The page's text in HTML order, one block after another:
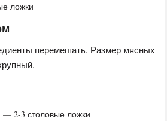
ложки
перемешать. Размер мясных
— 2-3 столовые ложки